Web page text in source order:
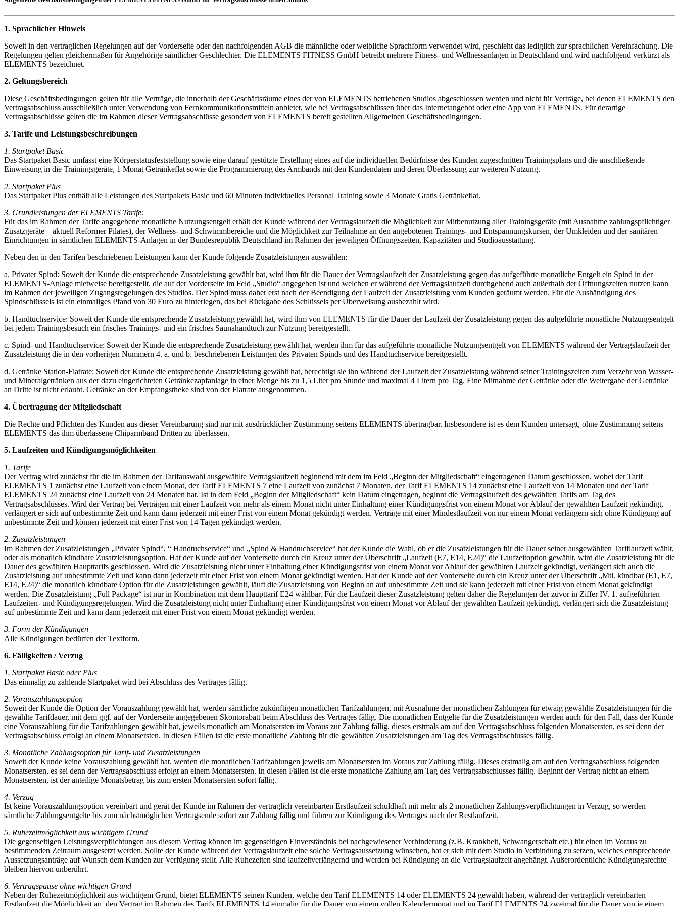
1. Sprachlicher Hinweis
Soweit in den vertraglichen Regelungen auf der Vorderseite oder den nachfolgenden AGB die männliche oder weibliche Sprachform verwendet wird, geschieht das lediglich zur sprachlichen Vereinfachung. Die
Regelungen gelten gleichermaßen für Angehörige sämtlicher Geschlechter. Die ELEMENTS FITNESS GmbH betreibt mehrere Fitness- und Wellnessanlagen in Deutschland und wird nachfolgend verkürzt als
ELEMENTS bezeichnet.
2. Geltungsbereich
Diese Geschäftsbedingungen gelten für alle Verträge, die innerhalb der Geschäftsräume eines der von ELEMENTS betriebenen Studios abgeschlossen werden und nicht für Verträge, bei denen ELEMENTS den
Vertragsabschluss ausschließlich unter Verwendung von Fernkommunikationsmitteln anbietet, wie bei Vertragsabschlüssen über das Internetangebot oder eine App von ELEMENTS. Für derartige
Vertragsabschlüsse gelten die im Rahmen dieser Vertragsabschlüsse gesondert von ELEMENTS bereit gestellten Allgemeinen Geschäftsbedingungen.
3. Tarife und Leistungsbeschreibungen
1. Startpaket Basic
Das Startpaket Basic umfasst eine Körperstatusfeststellung sowie eine darauf gestützte Erstellung eines auf die individuellen Bedürfnisse des Kunden zugeschnitten Trainingsplans und die anschließende
Einweisung in die Trainingsgeräte, 1 Monat Getränkeflat sowie die Programmierung des Armbands mit den Kundendaten und deren Überlassung zur weiteren Nutzung.
2. Startpaket Plus
Das Startpaket Plus enthält alle Leistungen des Startpakets Basic und 60 Minuten individuelles Personal Training sowie 3 Monate Gratis Getränkeflat.
3. Grundleistungen der ELEMENTS Tarife:
Für das im Rahmen der Tarife angegebene monatliche Nutzungsentgelt erhält der Kunde während der Vertragslaufzeit die Möglichkeit zur Mitbenutzung aller Trainingsgeräte (mit Ausnahme zahlungspflichtiger
Zusatzgeräte – aktuell Reformer Pilates), der Wellness- und Schwimmbereiche und die Möglichkeit zur Teilnahme an den angebotenen Trainings- und Entspannungskursen, der Umkleiden und der sanitären
Einrichtungen in sämtlichen ELEMENTS-Anlagen in der Bundesrepublik Deutschland im Rahmen der jeweiligen Öffnungszeiten, Kapazitäten und Studioausstattung.
Neben den in den Tarifen beschriebenen Leistungen kann der Kunde folgende Zusatzleistungen auswählen:
a. Privater Spind: Soweit der Kunde die entsprechende Zusatzleistung gewählt hat, wird ihm für die Dauer der Vertragslaufzeit der Zusatzleistung gegen das aufgeführte monatliche Entgelt ein Spind in der
ELEMENTS-Anlage mietweise bereitgestellt, die auf der Vorderseite im Feld „Studio“ angegeben ist und welchen er während der Vertragslaufzeit durchgehend auch außerhalb der Öffnungszeiten nutzen kann
im Rahmen der jeweiligen Zugangsregelungen des Studios. Der Spind muss daher erst nach der Beendigung der Laufzeit der Zusatzleistung vom Kunden geräumt werden. Für die Aushändigung des
Spindschlüssels ist ein einmaliges Pfand von 30 Euro zu hinterlegen, das bei Rückgabe des Schlüssels per Überweisung ausbezahlt wird.
b. Handtuchservice: Soweit der Kunde die entsprechende Zusatzleistung gewählt hat, wird ihm von ELEMENTS für die Dauer der Laufzeit der Zusatzleistung gegen das aufgeführte monatliche Nutzungsentgelt
bei jedem Trainingsbesuch ein frisches Trainings- und ein frisches Saunahandtuch zur Nutzung bereitgestellt.
c. Spind- und Handtuchservice: Soweit der Kunde die entsprechende Zusatzleistung gewählt hat, werden ihm für das aufgeführte monatliche Nutzungsentgelt von ELEMENTS während der Vertragslaufzeit der
Zusatzleistung die in den vorherigen Nummern 4. a. und b. beschriebenen Leistungen des Privaten Spinds und des Handtuchservice bereitgestellt.
d. Getränke Station-Flatrate: Soweit der Kunde die entsprechende Zusatzleistung gewählt hat, berechtigt sie ihn während der Laufzeit der Zusatzleistung während seiner Trainingszeiten zum Verzehr von Wasser-
und Mineralgetränken aus der dazu eingerichteten Getränkezapfanlage in einer Menge bis zu 1,5 Liter pro Stunde und maximal 4 Litern pro Tag. Eine Mitnahme der Getränke oder die Weitergabe der Getränke
an Dritte ist nicht erlaubt. Getränke an der Empfangstheke sind von der Flatrate ausgenommen.
4. Übertragung der Mitgliedschaft
Die Rechte und Pflichten des Kunden aus dieser Vereinbarung sind nur mit ausdrücklicher Zustimmung seitens ELEMENTS übertragbar. Insbesondere ist es dem Kunden untersagt, ohne Zustimmung seitens
ELEMENTS das ihm überlassene Chiparmband Dritten zu überlassen.
5. Laufzeiten und Kündigungsmöglichkeiten
1. Tarife
Der Vertrag wird zunächst für die im Rahmen der Tarifauswahl ausgewählte Vertragslaufzeit beginnend mit dem im Feld „Beginn der Mitgliedschaft“ eingetragenen Datum geschlossen, wobei der Tarif
ELEMENTS 1 zunächst eine Laufzeit von einem Monat, der Tarif ELEMENTS 7 eine Laufzeit von zunächst 7 Monaten, der Tarif ELEMENTS 14 zunächst eine Laufzeit von 14 Monaten und der Tarif
ELEMENTS 24 zunächst eine Laufzeit von 24 Monaten hat. Ist in dem Feld „Beginn der Mitgliedschaft“ kein Datum eingetragen, beginnt die Vertragslaufzeit des gewählten Tarifs am Tag des
Vertragsabschlusses. Wird der Vertrag bei Verträgen mit einer Laufzeit von mehr als einem Monat nicht unter Einhaltung einer Kündigungsfrist von einem Monat vor Ablauf der gewählten Laufzeit gekündigt,
verlängert er sich auf unbestimmte Zeit und kann dann jederzeit mit einer Frist von einem Monat gekündigt werden. Verträge mit einer Mindestlaufzeit von nur einem Monat verlängern sich ohne Kündigung auf
unbestimmte Zeit und können jederzeit mit einer Frist von 14 Tagen gekündigt werden.
2. Zusatzleistungen
Im Rahmen der Zusatzleistungen „Privater Spind“, “ Handtuchservice“ und „Spind & Handtuchservice“ hat der Kunde die Wahl, ob er die Zusatzleistungen für die Dauer seiner ausgewählten Tariflaufzeit wählt,
oder als monatlich kündbare Zusatzleistungsoption. Hat der Kunde auf der Vorderseite durch ein Kreuz unter der Überschrift „Laufzeit (E7, E14, E24)“ die Laufzeitoption gewählt, wird die Zusatzleistung für die
Dauer des gewählten Haupttarifs geschlossen. Wird die Zusatzleistung nicht unter Einhaltung einer Kündigungsfrist von einem Monat vor Ablauf der gewählten Laufzeit gekündigt, verlängert sich auch die
Zusatzleistung auf unbestimmte Zeit und kann dann jederzeit mit einer Frist von einem Monat gekündigt werden. Hat der Kunde auf der Vorderseite durch ein Kreuz unter der Überschrift „Mtl. kündbar (E1, E7,
E14, E24)“ die monatlich kündbare Option für die Zusatzleistungen gewählt, läuft die Zusatzleistung von Beginn an auf unbestimmte Zeit und sie kann jederzeit mit einer Frist von einem Monat gekündigt
werden. Die Zusatzleistung „Full Package“ ist nur in Kombination mit dem Haupttarif E24 wählbar. Für die Laufzeit dieser Zusatzleistung gelten daher die Regelungen der zuvor in Ziffer IV. 1. aufgeführten
Laufzeiten- und Kündigungsregelungen. Wird die Zusatzleistung nicht unter Einhaltung einer Kündigungsfrist von einem Monat vor Ablauf der gewählten Laufzeit gekündigt, verlängert sich die Zusatzleistung
auf unbestimmte Zeit und kann dann jederzeit mit einer Frist von einem Monat gekündigt werden.
3. Form der Kündigungen
Alle Kündigungen bedürfen der Textform.
6. Fälligkeiten / Verzug
1. Startpaket Basic oder Plus
Das einmalig zu zahlende Startpaket wird bei Abschluss des Vertrages fällig.
2. Vorauszahlungsoption
Soweit der Kunde die Option der Vorauszahlung gewählt hat, werden sämtliche zukünftigen monatlichen Tarifzahlungen, mit Ausnahme der monatlichen Zahlungen für etwaig gewählte Zusatzleistungen für die
gewählte Tarifdauer, mit dem ggf. auf der Vorderseite angegebenen Skontorabatt beim Abschluss des Vertrages fällig. Die monatlichen Entgelte für die Zusatzleistungen werden auch für den Fall, dass der Kunde
eine Vorauszahlung für die Tarifzahlungen gewählt hat, jeweils monatlich am Monatsersten im Voraus zur Zahlung fällig, dieses erstmals am auf den Vertragsabschluss folgenden Monatsersten, es sei denn der
Vertragsabschluss erfolgt an einem Monatsersten. In diesen Fällen ist die erste monatliche Zahlung für die gewählten Zusatzleistungen am Tag des Vertragsabschlusses fällig.
3. Monatliche Zahlungsoption für Tarif- und Zusatzleistungen
Soweit der Kunde keine Vorauszahlung gewählt hat, werden die monatlichen Tarifzahlungen jeweils am Monatsersten im Voraus zur Zahlung fällig. Dieses erstmalig am auf den Vertragsabschluss folgenden
Monatsersten, es sei denn der Vertragsabschluss erfolgt an einem Monatsersten. In diesen Fällen ist die erste monatliche Zahlung am Tag des Vertragsabschlusses fällig. Beginnt der Vertrag nicht an einem
Monatsersten, ist der anteilige Monatsbetrag bis zum ersten Monatsersten sofort fällig.
4. Verzug
Ist keine Vorauszahlungsoption vereinbart und gerät der Kunde im Rahmen der vertraglich vereinbarten Erstlaufzeit schuldhaft mit mehr als 2 monatlichen Zahlungsverpflichtungen in Verzug, so werden
sämtliche Zahlungsentgelte bis zum nächstmöglichen Vertragsende sofort zur Zahlung fällig und führen zur Kündigung des Vertrages nach der Restlaufzeit.
5. Ruhezeitmöglichkeit aus wichtigem Grund
Die gegenseitigen Leistungsverpflichtungen aus diesem Vertrag können im gegenseitigen Einverständnis bei nachgewiesener Verhinderung (z.B. Krankheit, Schwangerschaft etc.) für einen im Voraus zu
bestimmenden Zeitraum ausgesetzt werden. Sollte der Kunde während der Vertragslaufzeit eine solche Vertragsaussetzung wünschen, hat er sich mit dem Studio in Verbindung zu setzen, welches entsprechende
Aussetzungsanträge auf Wunsch dem Kunden zur Verfügung stellt. Alle Ruhezeiten sind laufzeitverlängernd und werden bei Kündigung an die Vertragslaufzeit angehängt. Außerordentliche Kündigungsrechte
bleiben hiervon unberührt.
6. Vertragspause ohne wichtigen Grund
Neben der Ruhezeitmöglichkeit aus wichtigem Grund, bietet ELEMENTS seinen Kunden, welche den Tarif ELEMENTS 14 oder ELEMENTS 24 gewählt haben, während der vertraglich vereinbarten